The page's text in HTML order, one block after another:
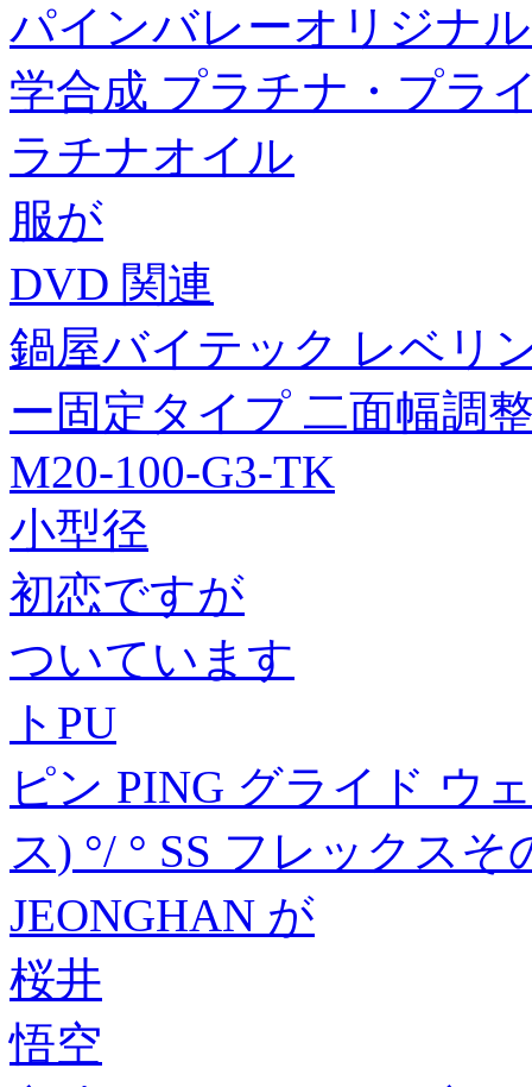
パインバレーオリジナ
学合成 プラチナ・プラ
ラチナオイル
服が
DVD 関連
鍋屋バイテック レベリ
ー固定タイプ 二面幅調
M20-100-G3-TK
小型径
初恋ですが
ついています
トPU
ピン PING グライド ウ
ス) °/ ° SS フレックス
JEONGHAN が
桜井
悟空